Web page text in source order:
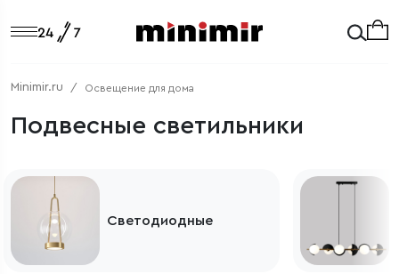
Minimir.ru Освещение для дома
Подвесные светильники
светильники для кухни